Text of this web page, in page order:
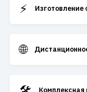
⚡ Изготовление
🌐
Комплексная